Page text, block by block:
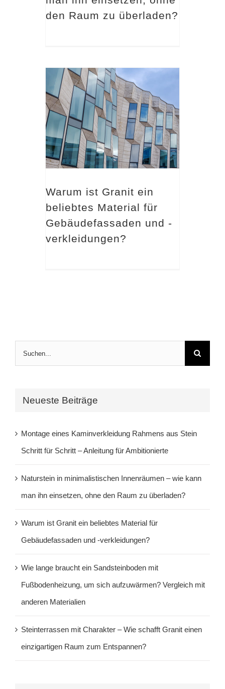
den Raum zu überladen?
Warum ist Granit ein
beliebtes Material für
Gebäudefassaden und -
verkleidungen?
nach:
Neueste Beiträge
Montage eines Kaminverkleidung Rahmens aus Stein
Schritt für Schritt – Anleitung für Ambitionierte
Naturstein in minimalistischen Innenräumen – wie kann
man ihn einsetzen, ohne den Raum zu überladen?
Warum ist Granit ein beliebtes Material für
Gebäudefassaden und -verkleidungen?
Wie lange braucht ein Sandsteinboden mit
Fußbodenheizung, um sich aufzuwärmen? Vergleich mit
anderen Materialien
Steinterrassen mit Charakter – Wie schafft Granit einen
einzigartigen Raum zum Entspannen?